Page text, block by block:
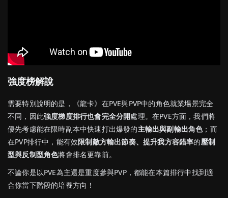
強度榜解說
需要特別說明的是，《龍卡》在PVE與PVP中的角色就業場景完全
不同，因此強度梯度排行也會完全分開處理。在PVE方面，我們將
優先考慮能在限時副本中快速打出爆發的主輸出與副輸出角色；而
在PVP排行中，能有效限制敵方輸出節奏、提升我方容錯率的壓制
型與反制型角色將會排名更靠前。
不論你是以PVE為主還是重度參與PVP，都能在本篇排行中找到適
合你當下階段的培養方向！